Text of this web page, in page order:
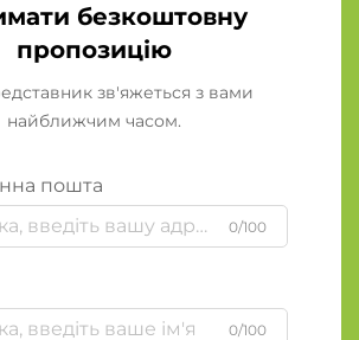
безкоштовну
пропозицію
зв'яжеться з вами
найближчим часом.
пошта
0/100
0/100